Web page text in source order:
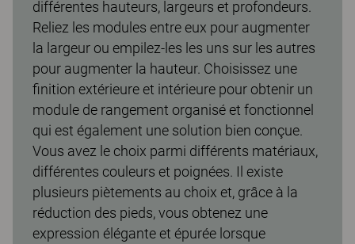
différentes hauteurs, largeurs et profondeurs.
Reliez les modules entre eux pour augmenter
la largeur ou empilez-les les uns sur les autres
pour augmenter la hauteur. Choisissez une
finition extérieure et intérieure pour obtenir un
module de rangement organisé et fonctionnel
qui est également une solution bien conçue.
Vous avez le choix parmi différents matériaux,
différentes couleurs et poignées. Il existe
plusieurs piètements au choix et, grâce à la
réduction des pieds, vous obtenez une
expression élégante et épurée lorsque